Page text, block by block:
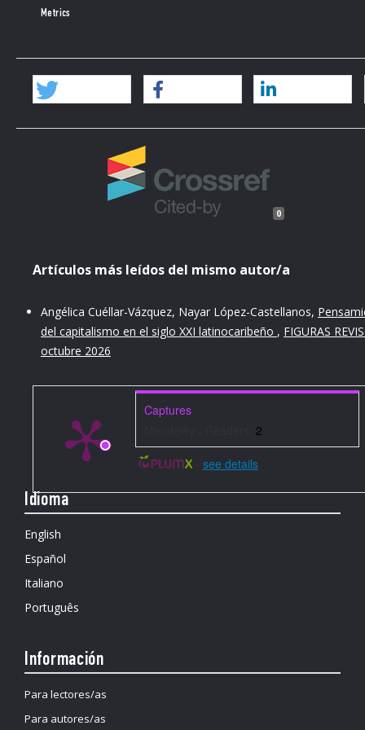
Metrics
0
Artículos más leídos del mismo autor/a
Angélica Cuéllar-Vázquez, Nayar López-Castellanos,
del capitalismo en el siglo XXI latinocaribeño , FIGURAS
octubre 2026
Captures
2
- see details
Idioma
English
Español
Italiano
Português
Información
Para lectores/as
Para autores/as